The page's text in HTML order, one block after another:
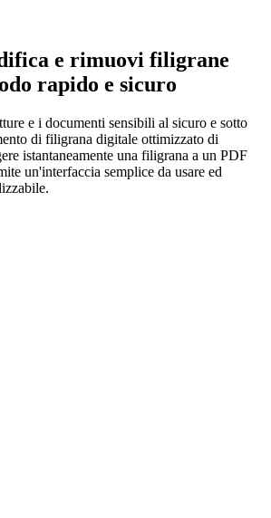
e rimuovi filigrane
rapido e sicuro
e i documenti sensibili al sicuro e sotto
di filigrana digitale ottimizzato di
istantaneamente una filigrana a un PDF
un'interfaccia semplice da usare ed